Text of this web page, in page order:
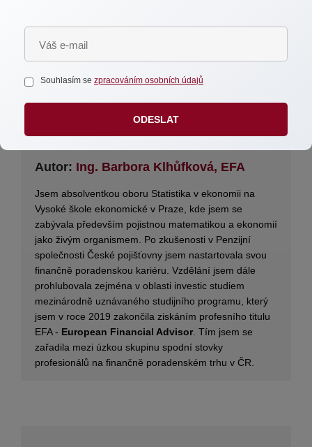
Autor: Ing. Barbora Klhůfková, EFA
Jsem absolventkou oboru Statistika v ekonomii na
Vysoké škole ekonomické v Praze, kde jsem se
zabývala především pojistnou matematikou a ekonomií
jako živým organismem. Po zkušenosti v Penzijní
společnosti České pojišťovny jsem nastartovala svou
finančně poradenskou kariéru. Vzdělání jsem dále
prohlubovala zejména v oblasti investic studiem
mezinárodně uznávaného studijního programu, který
jsem v roce 2019 zakončila ziskáním profesního titulu
EFA - European Financial Advisor. Tím jsem se
zařadila mezi úzkou skupinu spodní stovky
profesionálů na finančně poradenském trhu v ČR.
Souhlasím se zpracováním osobních údajů
ODESLAT